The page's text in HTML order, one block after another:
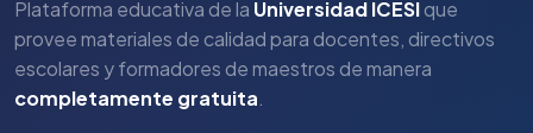
Plataforma educativa de la Universidad ICESIque
provee materiales de calidad para docentes, directivos
escolares y formadores de maestros de manera
completamente gratuita.